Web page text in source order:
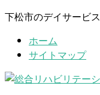
コ
ツ
ナ
シ
下松市のデイサービス
ホーム
サイトマップ